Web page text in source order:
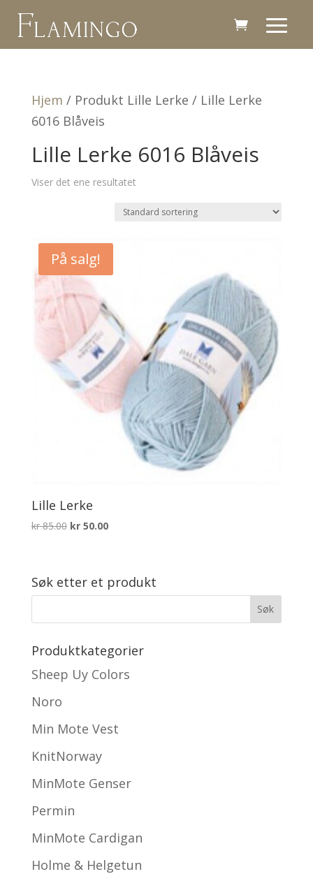
Hjem / Produkt Lille Lerke / Lille Lerke
6016 Blåveis
Lille Lerke 6016 Blåveis
Viser det ene resultatet
På salg!
Lille Lerke
kr85.00 Opprinnelig
kr50.00Nåværende
Søk etter et produkt
Produktkategorier
Sheep Uy Colors
Noro
Min Mote Vest
KnitNorway
MinMote Genser
Permin
MinMote Cardigan
Holme & Helgetun